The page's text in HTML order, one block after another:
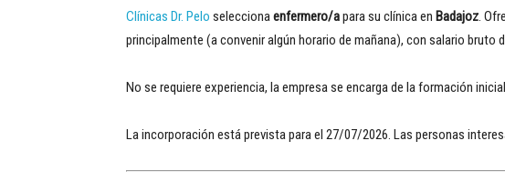
Clínicas Dr. Pelo seleccionaenfermero/apara su clínica en Badajoz.
principalmente (a convenir algún horario de mañana), con salario bruto
No se requiere experiencia, la empresa se encarga de la formación
La incorporación está prevista para el 27/07/2026. Las personas